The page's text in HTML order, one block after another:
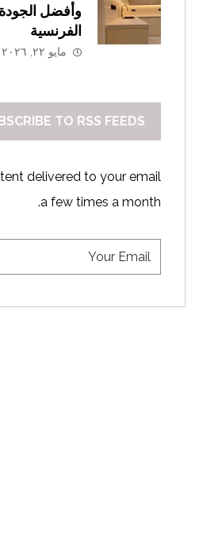
وأفضل
الفرنسية
مايو ٢٢, ٢٠٢٦
TO RSS FEEDS
delivered to your email
a few times a month.